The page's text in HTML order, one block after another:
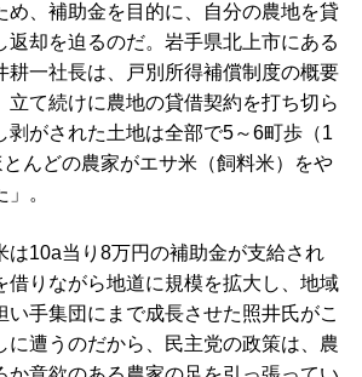
め、補助金を目的に、自分の農地を貸
返却を迫るのだ。岩手県北上市にある
耕一社長は、戸別所得補償制度の概要
立て続けに農地の貸借契約を打ち切ら
剥がされた土地は全部で5～6町歩（1
んどの農家がエサ米（飼料米）をや
。
10a当り8万円の補助金が支給され
借りながら地道に規模を拡大し、地域
い手集団にまで成長させた照井氏がこ
に遭うのだから、民主党の政策は、農